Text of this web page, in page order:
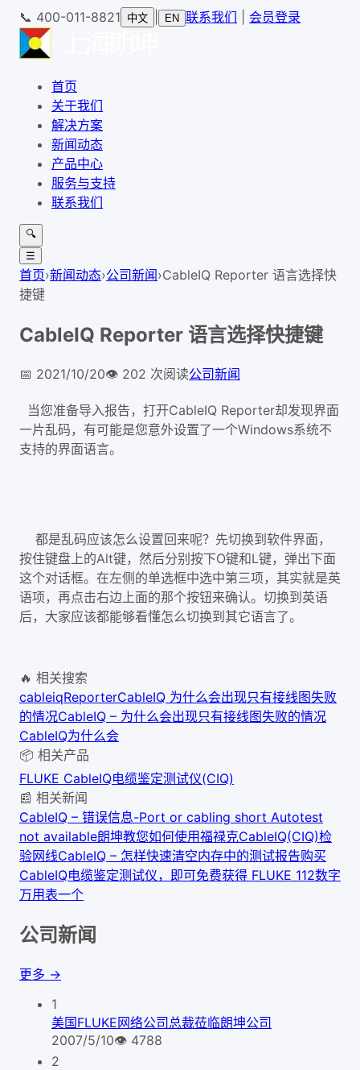
📞 400-011-8821 中文 EN 联系我们 会员登录
首页
关于我们
解决方案
新闻动态
产品中心
服务与支持
联系我们
🔍
☰
首页›新闻动态›公司新闻›CableIQ Reporter 语言选择快
捷键
CableIQ Reporter 语言选择快捷键
📅 2021/10/20👁️ 202 次阅读公司新闻
当您准备导入报告，打开CableIQ Reporter却发现界面
一片乱码，有可能是您意外设置了一个Windows系统不
支持的界面语言。
都是乱码应该怎么设置回来呢？先切换到软件界面，
按住键盘上的Alt键，然后分别按下O键和L键，弹出下面
这个对话框。在左侧的单选框中选中第三项，其实就是英
语项，再点击右边上面的那个按钮来确认。切换到英语
后，大家应该都能够看懂怎么切换到其它语言了。
🔥 相关搜索
cableiqReporterCableIQ 为什么会出现只有接线图失败
的情况CableIQ – 为什么会出现只有接线图失败的情况
CableIQ为什么会
📦 相关产品
FLUKE CableIQ电缆鉴定测试仪(CIQ)
📰 相关新闻
CableIQ – 错误信息-Port or cabling short Autotest
not available朗坤教您如何使用福禄克CableIQ(CIQ)检
验网线CableIQ – 怎样快速清空内存中的测试报告购买
CableIQ电缆鉴定测试仪，即可免费获得 FLUKE 112数字
万用表一个
公司新闻
更多 →
1
美国FLUKE网络公司总裁莅临朗坤公司
2007/5/10👁 4788
2